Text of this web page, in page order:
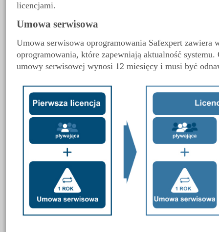
licencjami.
Umowa serwisowa
Umowa serwisowa oprogramowania Safexpert zawiera
oprogramowania, które zapewniają aktualność
umowy serwisowej wynosi 12 miesięcy i musi być